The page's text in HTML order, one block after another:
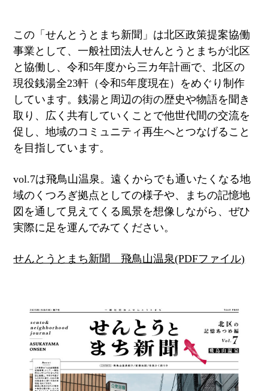
この「せんとうとまち新聞」は北区政策提案協働
事業として、一般社団法人せんとうとまちが北区
と協働し、令和5年度から三カ年計画で、北区の
現役銭湯全23軒（令和5年度現在）をめぐり制作
しています。銭湯と周辺の街の歴史や物語を聞き
取り、広く共有していくことで他世代間の交流を
促し、地域のコミュニティ再生へとつなげること
を目指しています。
vol.7は飛鳥山温泉。遠くからでも通いたくなる地
域のくつろぎ拠点としての様子や、まちの記憶地
図を通して見えてくる風景を想像しながら、ぜひ
実際に足を運んでみてください。
せんとうとまち新聞 飛鳥山温泉(PDFファイル)